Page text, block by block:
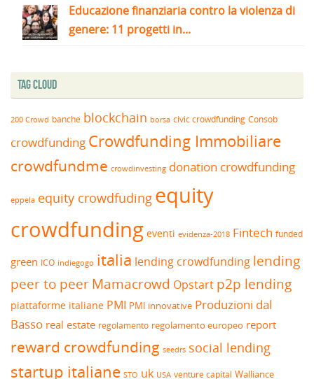
Educazione finanziaria contro la violenza di
genere: 11 progetti in...
Tag Cloud
200 Crowd banche blockchain borsa civic crowdfunding Consob
crowdfunding Crowdfunding Immobiliare
crowdfundme crowdinvesting donation crowdfunding
eppela equity crowdfuding equity
crowdfunding eventi evidenza-2018 Fintech funded
green ICO indiegogo italia lending crowdfunding lending
peer to peerMamacrowd Opstart p2p lending
piattaforme italiane PMI PMI innovative Produzioni dal
Basso real estate regolamento regolamento europeo report
reward crowdfunding seedrs social lending
startup italiane STO uk USA venture capital Walliance